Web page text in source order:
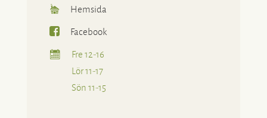
Hemsida
Facebook
Fre 12-16
Lör 11-17
Sön 11-15